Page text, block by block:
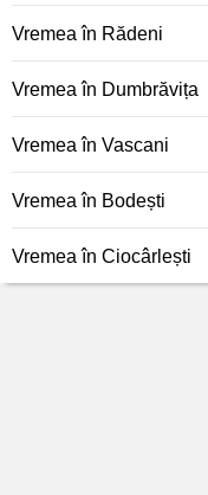
Vremea în Rădeni
Vremea în Dumbrăvița
Vremea în Vascani
Vremea în Bodești
Vremea în Ciocârlești